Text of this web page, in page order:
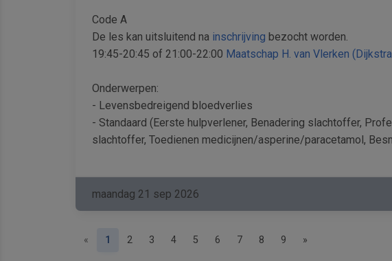
Code A
De les kan uitsluitend na inschrijving bezocht worden.
19:45-20:45 of 21:00-22:00 Maatschap H. van Vlerken
Onderwerpen:
- Levensbedreigend bloedverlies
- Standaard (Eerste hulpverlener, Benadering slachtoffer,
slachtoffer, Toedienen medicijnen/asperine/paracetamol,
maandag 21 sep 2026
« Previous
1 (current)
2 3 4 5 6 7 8 9 »